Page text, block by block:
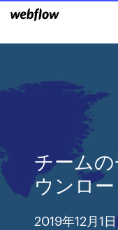
チーム
ウンロー
2019年12月1